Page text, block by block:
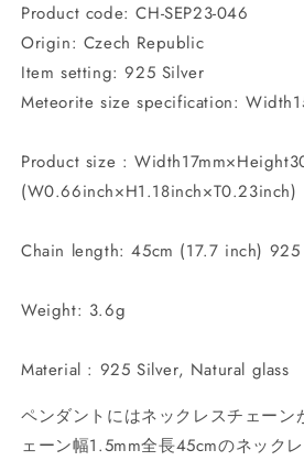
Product code: CH-SEP23-046
Origin: Czech Republic
Item setting: 925 Silver
Meteorite size specification:
Product size :
(W0.66inch×H1.18inch×T0.23inch)
Chain length: 45cm (17.7 inch)
Weight: 3.6g
Material : 925 Silver, Natural glass
ペンダントにはネックレスチェーン
ェーン幅1.5mm全長45cmのネックレ